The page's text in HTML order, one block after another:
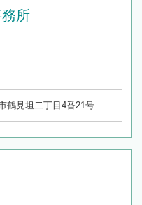
所
鶴見坦二丁目4番21号